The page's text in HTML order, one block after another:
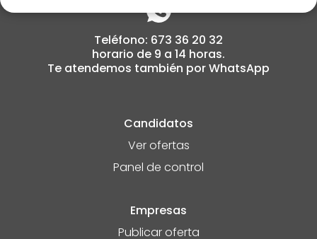
Teléfono: 673 36 20 32
horario de 9 a 14 horas.
Te atendemos también por WhatsApp
Candidatos
Ver ofertas
Panel de control
Empresas
Publicar oferta